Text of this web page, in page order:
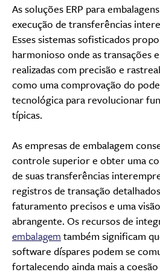
As soluções ERP para
execução de transferências
Esses sistemas sofisticados
harmonioso onde as transações
realizadas com precisão e
como uma comprovação do
tecnológica para revolucionar
típicas.
As empresas de embalagem
controle superior e obter uma
de suas transferências
registros de transação
faturamento precisos e uma
abrangente. Os recursos de
embalagem também significam
software díspares podem se
fortalecendo ainda mais a